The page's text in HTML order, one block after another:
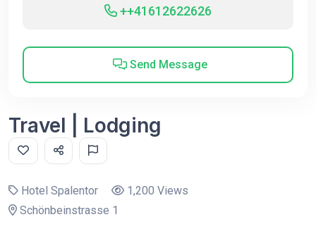
++41612622626
Send Message
Travel | Lodging
Hotel Spalentor
1,200 Views
Schönbeinstrasse 1